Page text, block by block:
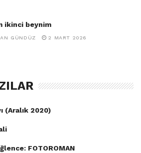
ikinci beynim
GÜNDÜZ 2 MART 2026
(Aralık 2020)
FOTOROMAN